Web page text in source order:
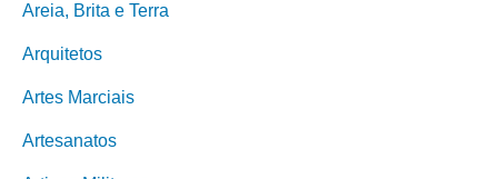
Areia, Brita e Terra
Arquitetos
Artes Marciais
Artesanatos